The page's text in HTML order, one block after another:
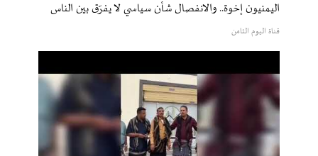
اليمنيون إخوة.. والانفصال شأن سياسي لا يفرّق بين الناس
قناة اليوم الثامن